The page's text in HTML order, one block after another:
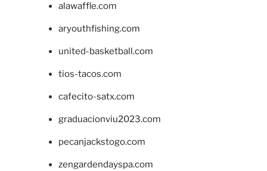
alawaffle.com
aryouthfishing.com
united-basketball.com
tios-tacos.com
cafecito-satx.com
graduacionviu2023.com
pecanjackstogo.com
zengardendayspa.com